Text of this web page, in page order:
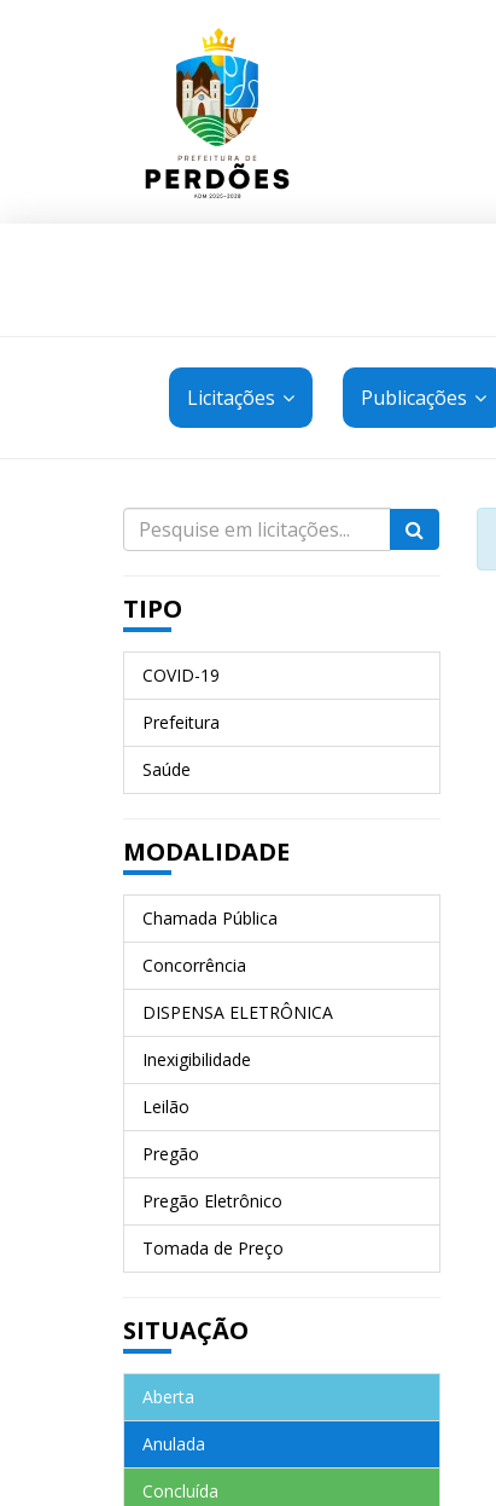
Licitações Publicações
TIPO
COVID-19
Prefeitura
Saúde
MODALIDADE
Chamada Pública
Concorrência
DISPENSA ELETRÔNICA
Inexigibilidade
Leilão
Pregão
Pregão Eletrônico
Tomada de Preço
SITUAÇÃO
Aberta
Anulada
Concluída